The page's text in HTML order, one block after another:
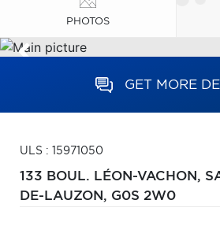
PHOTOS
GET MORE
ULS : 15971050
133 BOUL. LÉON-VACHON,
DE-LAUZON, G0S 2W0